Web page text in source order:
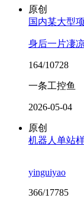
原创
国内某大型
身后一片凄
164/10728
一条工控鱼
2026-05-04
原创
机器人单站
yinguiyao
366/17785